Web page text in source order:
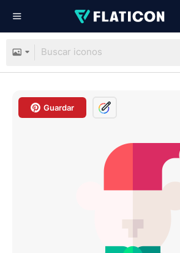
Guardar